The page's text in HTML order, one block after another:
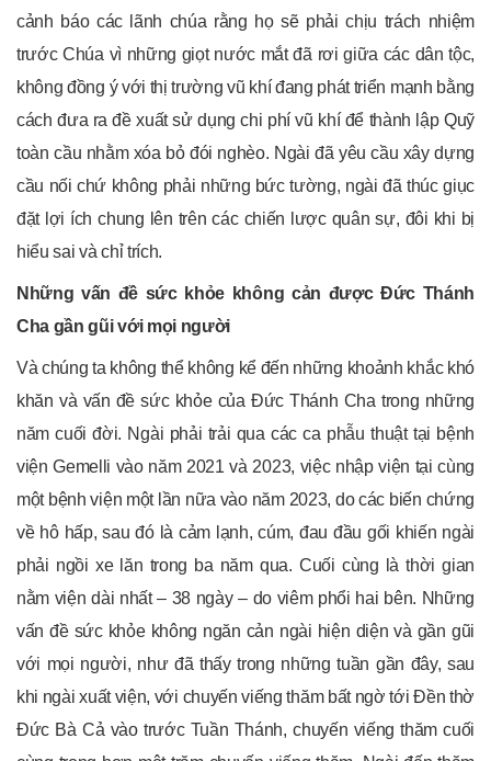
cảnh báo các lãnh chúa rằng họ sẽ phải chịu trách nhiệm
trước Chúa vì những giọt nước mắt đã rơi giữa các dân tộc,
không đồng ý với thị trường vũ khí đang phát triển mạnh bằng
cách đưa ra đề xuất sử dụng chi phí vũ khí để thành lập Quỹ
toàn cầu nhằm xóa bỏ đói nghèo. Ngài đã yêu cầu xây dựng
cầu nối chứ không phải những bức tường, ngài đã thúc giục
đặt lợi ích chung lên trên các chiến lược quân sự, đôi khi bị
hiểu sai và chỉ trích.
Những vấn đề sức khỏe không cản được Đức Thánh
Cha gần gũi với mọi người
Và chúng ta không thể không kể đến những khoảnh khắc khó
khăn và vấn đề sức khỏe của Đức Thánh Cha trong những
năm cuối đời. Ngài phải trải qua các ca phẫu thuật tại bệnh
viện Gemelli vào năm 2021 và 2023, việc nhập viện tại cùng
một bệnh viện một lần nữa vào năm 2023, do các biến chứng
về hô hấp, sau đó là cảm lạnh, cúm, đau đầu gối khiến ngài
phải ngồi xe lăn trong ba năm qua. Cuối cùng là thời gian
nằm viện dài nhất – 38 ngày – do viêm phổi hai bên. Những
vấn đề sức khỏe không ngăn cản ngài hiện diện và gần gũi
với mọi người, như đã thấy trong những tuần gần đây, sau
khi ngài xuất viện, với chuyến viếng thăm bất ngờ tới Đền thờ
Đức Bà Cả vào trước Tuần Thánh, chuyến viếng thăm cuối